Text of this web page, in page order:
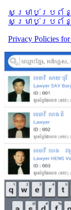
សម្រាប់​ប្រព័ន្
សម្រាប់​ប្រព័ន្
Privacy Policies